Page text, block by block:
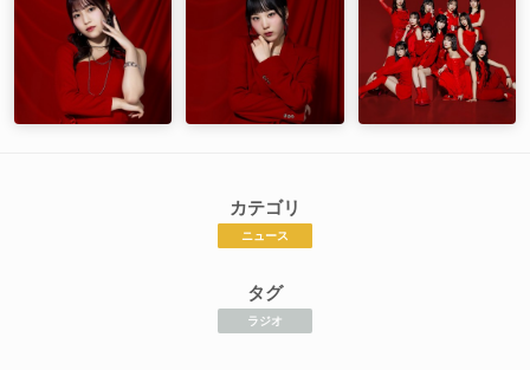
カテゴリ
ニュース
タグ
ラジオ